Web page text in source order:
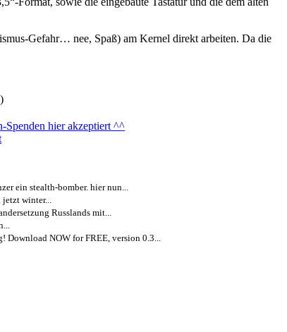
Gefahr… nee, Spaß) am Kernel direkt arbeiten. Da die
ein stealth-bomber. hier nun...
winter...
Russlands mit...
Download NOW for FREE, version 0.3...